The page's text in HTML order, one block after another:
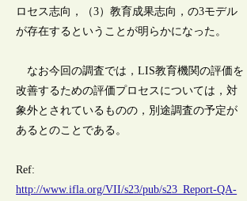
ロセス志向，（3）教育成果志向，の3モデル
が存在するということが明らかになった。
なお今回の調査では，LIS教育機関の評価を
改善するための評価プロセスについては，対
象外とされているものの，別途調査の予定が
あるとのことである。
Ref:
http://www.ifla.org/VII/s23/pub/s23_Report-QA-